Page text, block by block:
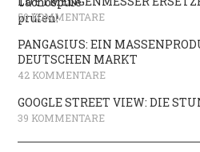
50 KOMMENTARE
PANGASIUS: EIN
DEUTSCHEN MARKT
42 KOMMENTARE
GOOGLE STREET VIEW: DIE
39 KOMMENTARE